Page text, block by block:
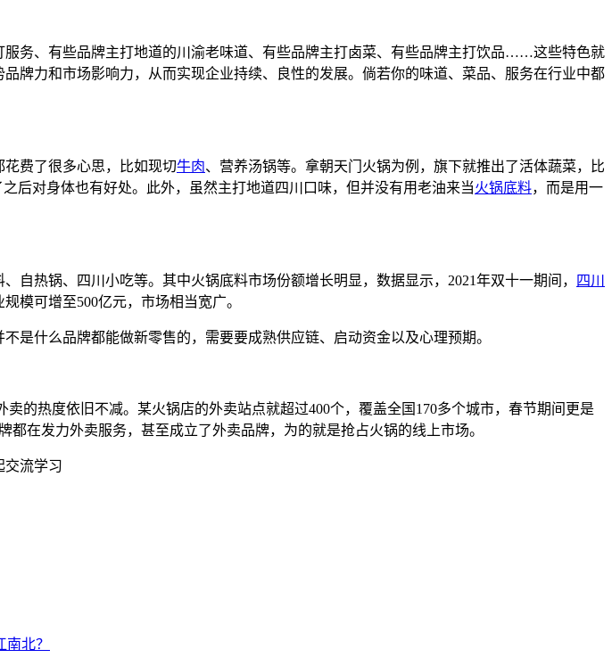
务、有些品牌主打地道的川渝老味道、有些品牌主打卤菜、有些品牌主打饮品……这些特色就
牌力和市场影响力，从而实现企业持续、良性的发展。倘若你的味道、菜品、服务在行业中都
费了很多心思，比如现切牛肉、营养汤锅等。拿朝天门火锅为例，旗下就推出了活体蔬菜，比
后对身体也有好处。此外，虽然主打地道四川口味，但并没有用老油来当火锅底料，而是用一
热锅、四川小吃等。其中火锅底料市场份额增长明显，数据显示，2021年双十一期间，
四川
模可增至500亿元，市场相当宽广。
是什么品牌都能做新零售的，需要要成熟供应链、启动资金以及心理预期。
的热度依旧不减。某火锅店的外卖站点就超过400个，覆盖全国170多个城市，春节期间更是
在发力外卖服务，甚至成立了外卖品牌，为的就是抢占火锅的线上市场。
交流学习
北？